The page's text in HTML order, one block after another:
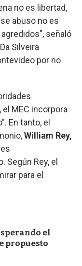
no es libertad,
abuso no es
señaló
Silveira
por no
MEC incorpora
En tanto, el
William Rey,
Según Rey, el
para el
el
propuesto